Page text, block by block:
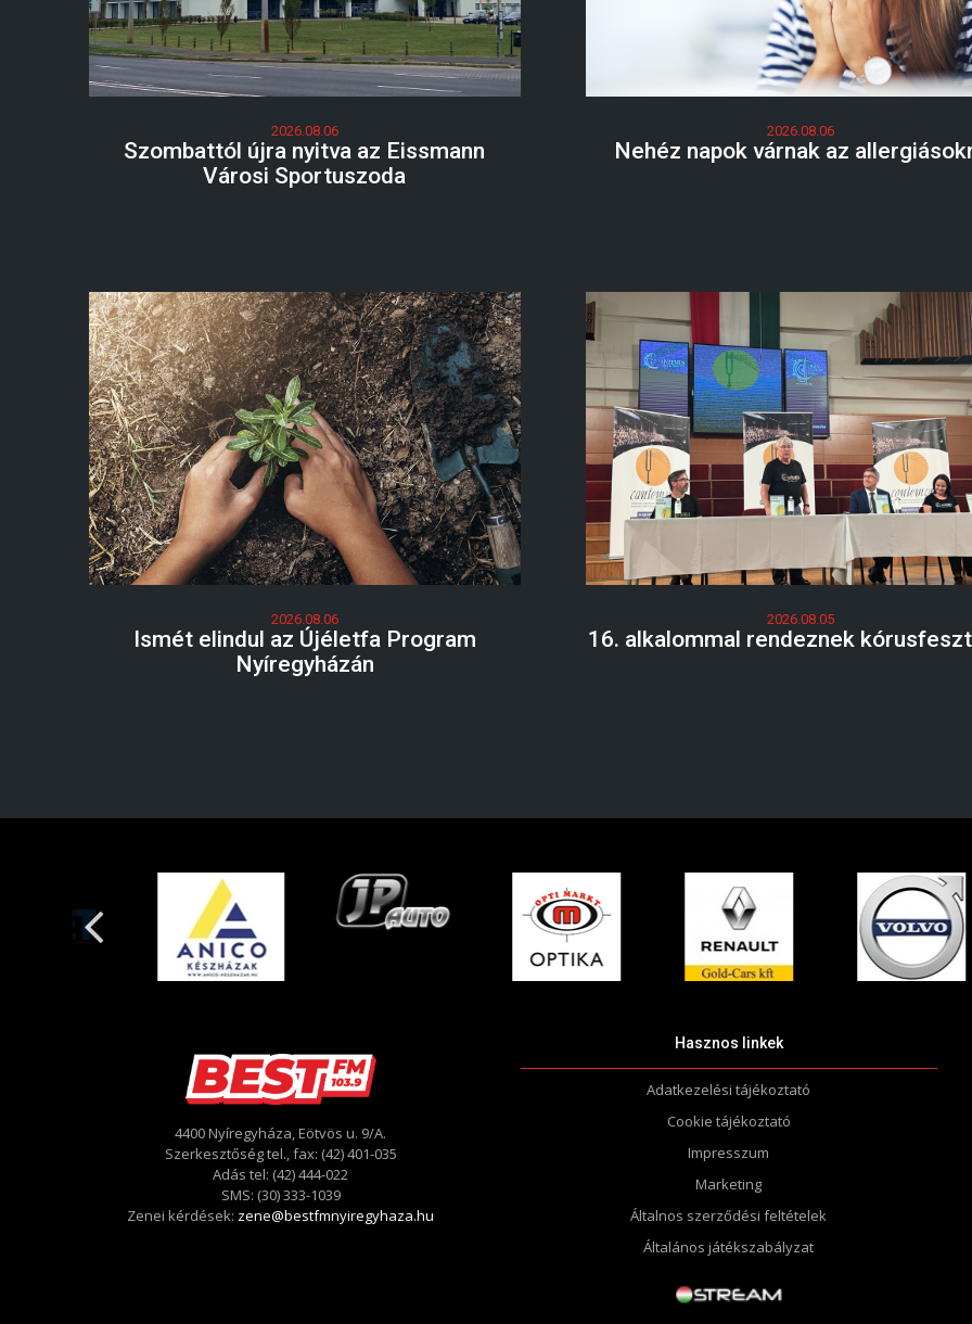
2026.08.06
Szombattól újra nyitva az Eissmann
Városi Sportuszoda
2026.08.06
Nehéz napok várnak az
2026.08.06
Ismét elindul az Újéletfa Program
Nyíregyházán
2026.08.05
16. alkalommal rendeznek
4400 Nyíregyháza, Eötvös u. 9/A.
Szerkesztőség tel., fax: (42) 401-035
Adás tel: (42) 444-022
SMS: (30) 333-1039
Zenei kérdések: zene@bestfmnyiregyhaza.hu
Hasznos linkek
Adatkezelési tájékoztató
Cookie tájékoztató
Impresszum
Marketing
Általnos szerződési feltételek
Általános játékszabályzat